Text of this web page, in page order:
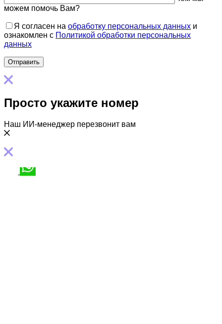
можем помочь Вам?
Я согласен на обработку персональных данных и
ознакомлен с Политикой обработки персональных
данных
Просто укажите номер
Наш ИИ-менеджер перезвонит вам